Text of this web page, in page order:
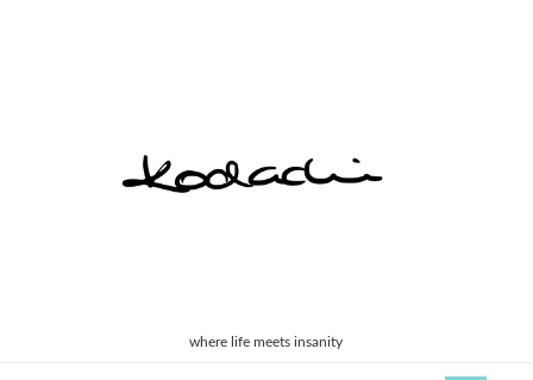
where life meets insanity